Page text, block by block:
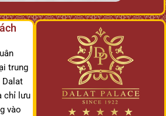
trung
Dalat
chỉ lưu
vào